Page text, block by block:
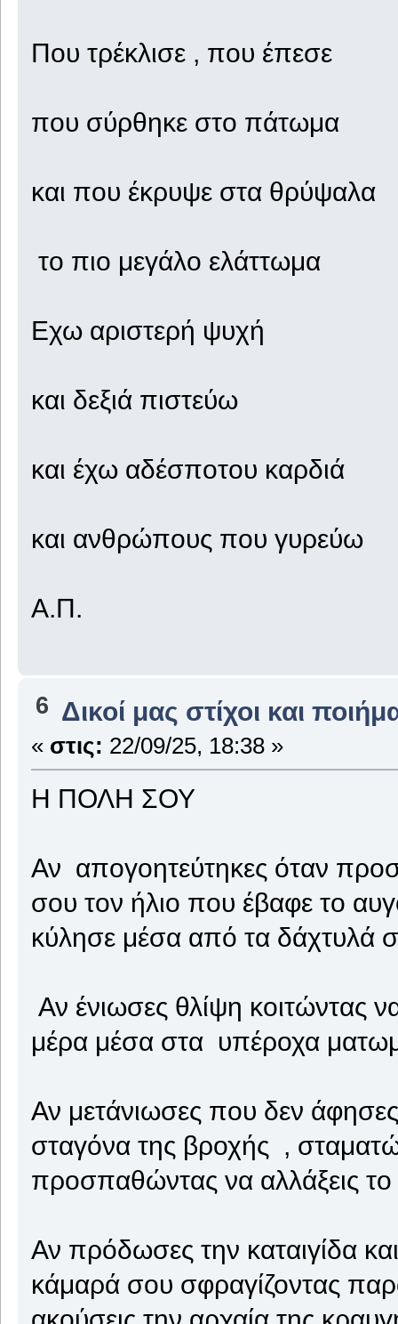
Που τρέκλισε , που έπεσε
που σύρθηκε στο πάτωμα
και που έκρυψε στα θρύψαλα
το πιο μεγάλο ελάττωμα
Εχω αριστερή ψυχή
και δεξιά πιστεύω
και έχω αδέσποτου καρδιά
και ανθρώπους που γυρεύω
Α.Π.
6 Δικοί μας στίχοι και
« στις: 22/09/25, 18:38 »
Η ΠΟΛΗ ΣΟΥ
Αν απογοητεύτηκες όταν
σου τον ήλιο που έβαφε το
κύλησε μέσα από τα δάχτυλά
Αν ένιωσες θλίψη κοιτώντας
μέρα μέσα στα υπέροχα
Αν μετάνιωσες που δεν
σταγόνα της βροχής ,
προσπαθώντας να αλλάξεις
Αν πρόδωσες την καταιγίδα
κάμαρά σου σφραγίζοντας